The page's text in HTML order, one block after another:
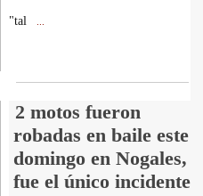
"tal
2 motos fueron
robadas en baile este
domingo en Nogales,
fue el único incidente